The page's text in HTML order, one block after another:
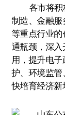
各市将
制造、金融
等重点行业
通瓶颈，深
用，提升电
护、环境监
快培育经济新